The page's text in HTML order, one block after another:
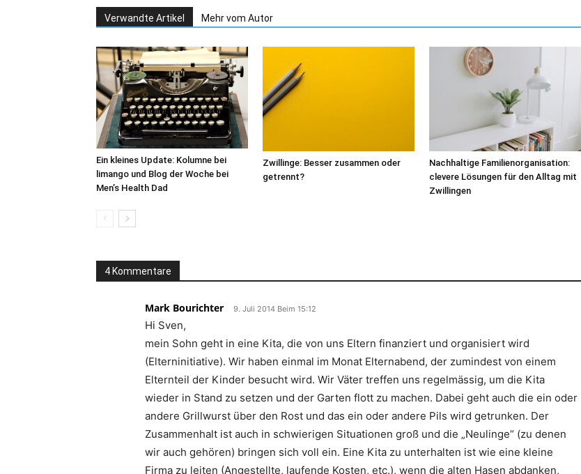
Verwandte Artikel Mehr vom Autor
Ein kleines Update: Kolumne bei
limango und Blog der Woche bei
Men’s Health Dad
Zwillinge: Besser zusammen oder
getrennt?
Nachhaltige Familienorganisation:
clevere Lösungen für den Alltag mit
Zwillingen
4 Kommentare
Mark Bourichter 9. Juli 2014 Beim 15:12
Hi Sven,
mein Sohn geht in eine Kita, die von uns Eltern finanziert und organisiert wird
(Elterninitiative). Wir haben einmal im Monat Elternabend, der zumindest von einem
Elternteil der Kinder besucht wird. Wir Väter treffen uns regelmässig, um die Kita
wieder in Stand zu setzen und der Garten flott zu machen. Dabei geht auch die ein oder
andere Grillwurst über den Rost und das ein oder andere Pils wird getrunken. Der
Zusammenhalt ist auch in schwierigen Situationen groß und die „Neulinge“ (zu denen
wir auch gehören) bringen sich voll ein. Eine Kita zu unterhalten ist wie eine kleine
Firma zu leiten (Angestellte, laufende Kosten, etc.), wenn die alten Hasen abdanken,